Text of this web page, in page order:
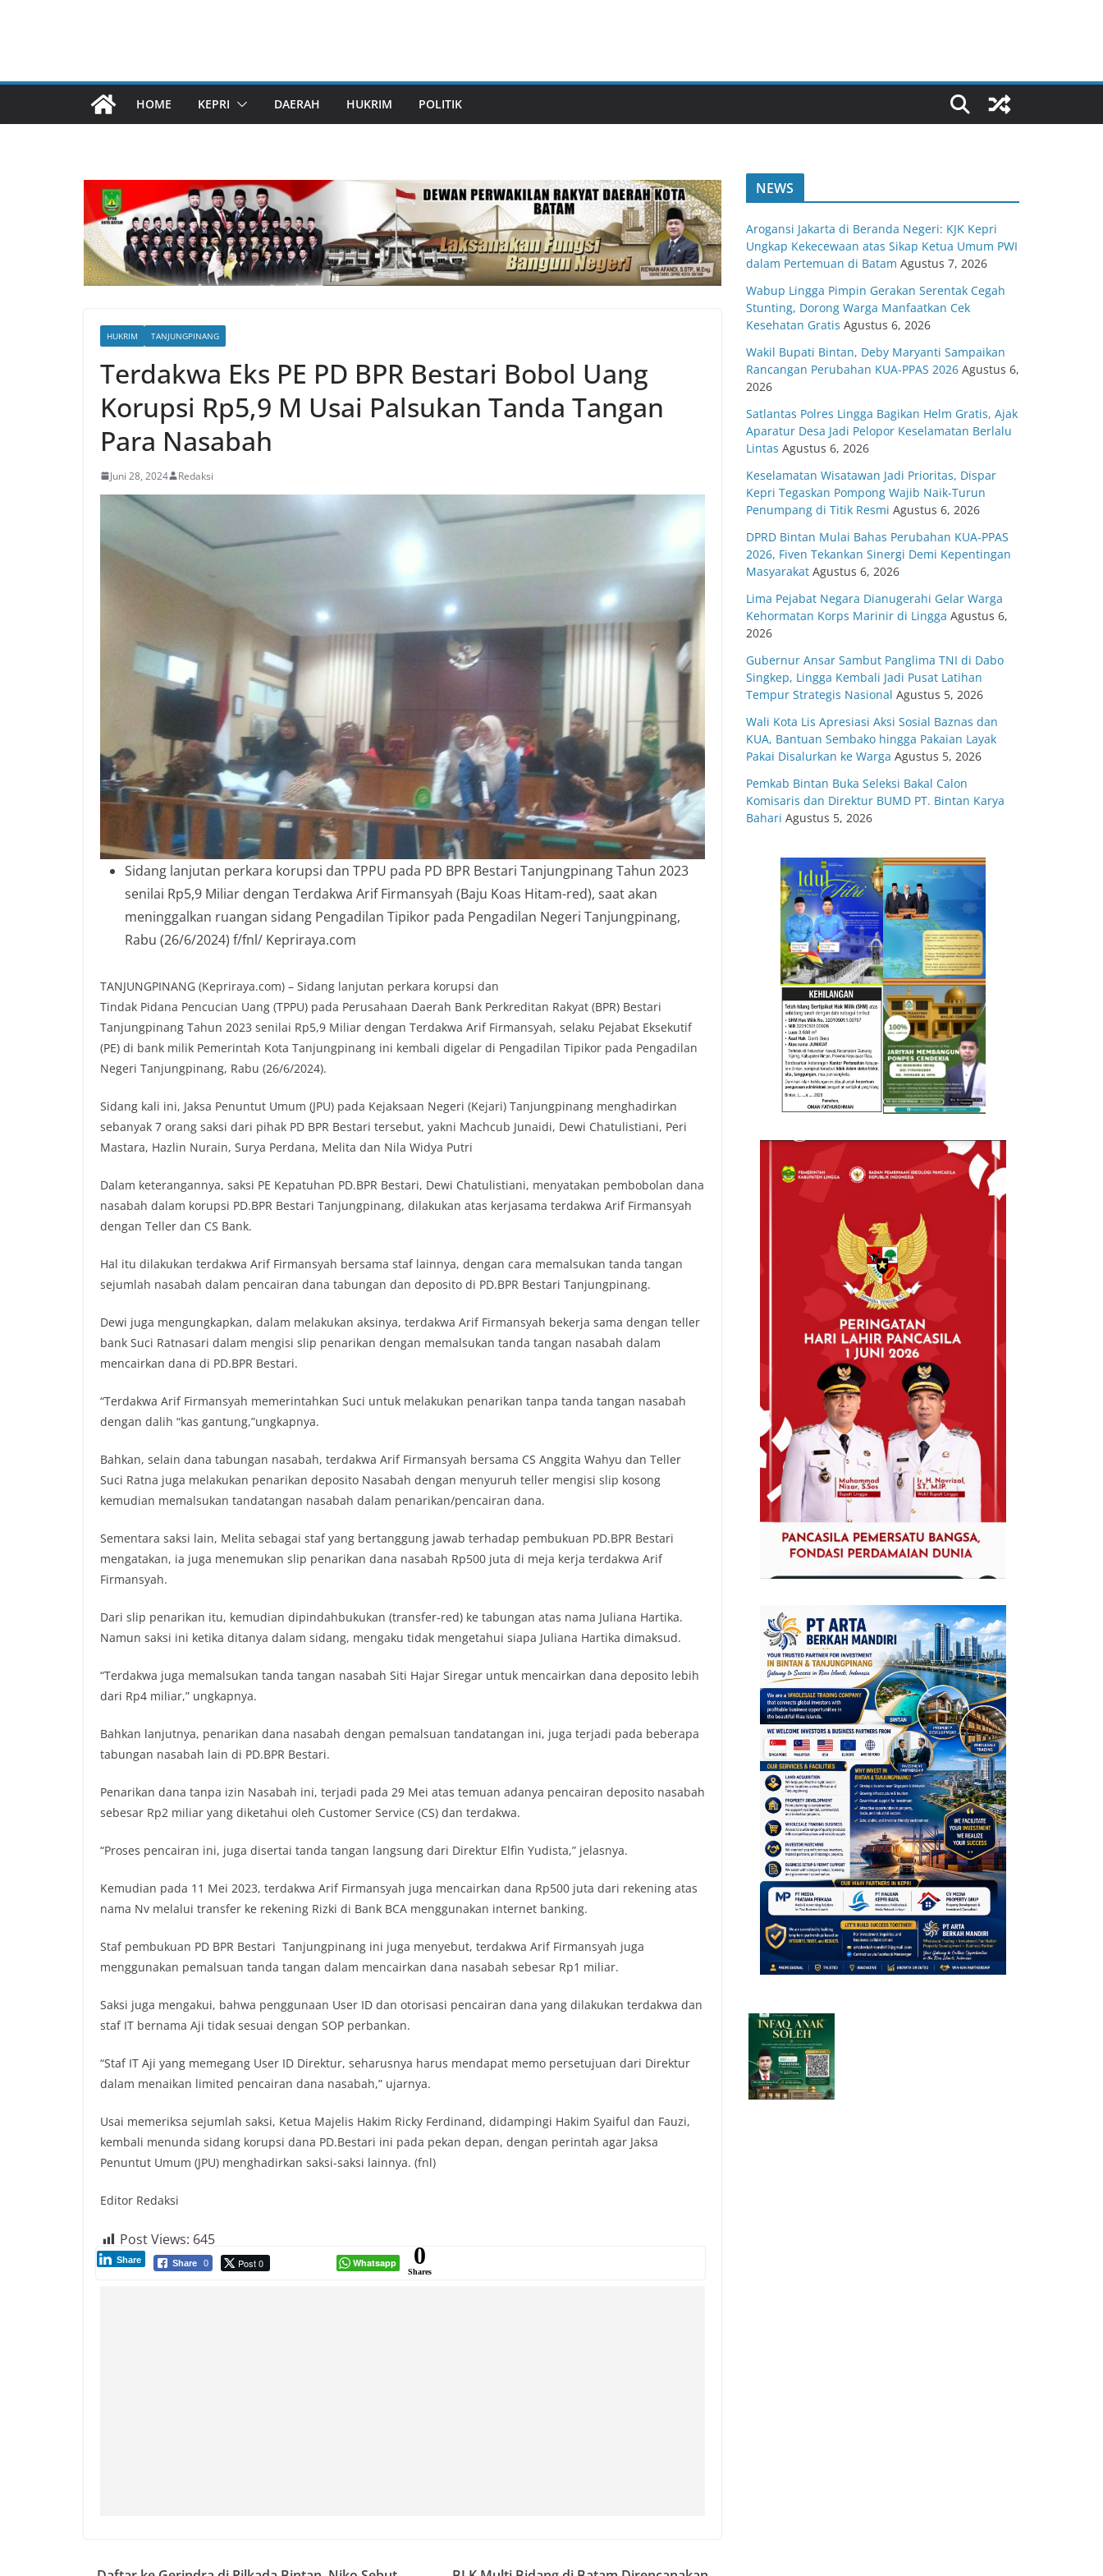
HOME KEPRI DAERAH HUKRIM POLITIK
HUKRIM TANJUNGPINANG
Terdakwa Eks PE PD BPR Bestari Bobol Uang
Korupsi Rp5,9 M Usai Palsukan Tanda Tangan
Para Nasabah
Juni 28, 2024 Redaksi
Sidang lanjutan perkara korupsi dan TPPU pada PD BPR Bestari Tanjungpinang Tahun 2023
senilai Rp5,9 Miliar dengan Terdakwa Arif Firmansyah (Baju Koas Hitam-red), saat akan
meninggalkan ruangan sidang Pengadilan Tipikor pada Pengadilan Negeri Tanjungpinang,
Rabu (26/6/2024) f/fnl/ Kepriraya.com
TANJUNGPINANG (Kepriraya.com) – Sidang lanjutan perkara korupsi dan
Tindak Pidana Pencucian Uang (TPPU) pada Perusahaan Daerah Bank Perkreditan Rakyat (BPR) Bestari
Tanjungpinang Tahun 2023 senilai Rp5,9 Miliar dengan Terdakwa Arif Firmansyah, selaku Pejabat Eksekutif
(PE) di bank milik Pemerintah Kota Tanjungpinang ini kembali digelar di Pengadilan Tipikor pada Pengadilan
Negeri Tanjungpinang, Rabu (26/6/2024).
Sidang kali ini, Jaksa Penuntut Umum (JPU) pada Kejaksaan Negeri (Kejari) Tanjungpinang menghadirkan
sebanyak 7 orang saksi dari pihak PD BPR Bestari tersebut, yakni Machcub Junaidi, Dewi Chatulistiani, Peri
Mastara, Hazlin Nurain, Surya Perdana, Melita dan Nila Widya Putri
Dalam keterangannya, saksi PE Kepatuhan PD.BPR Bestari, Dewi Chatulistiani, menyatakan pembobolan dana
nasabah dalam korupsi PD.BPR Bestari Tanjungpinang, dilakukan atas kerjasama terdakwa Arif Firmansyah
dengan Teller dan CS Bank.
Hal itu dilakukan terdakwa Arif Firmansyah bersama staf lainnya, dengan cara memalsukan tanda tangan
sejumlah nasabah dalam pencairan dana tabungan dan deposito di PD.BPR Bestari Tanjungpinang.
Dewi juga mengungkapkan, dalam melakukan aksinya, terdakwa Arif Firmansyah bekerja sama dengan teller
bank Suci Ratnasari dalam mengisi slip penarikan dengan memalsukan tanda tangan nasabah dalam
mencairkan dana di PD.BPR Bestari.
“Terdakwa Arif Firmansyah memerintahkan Suci untuk melakukan penarikan tanpa tanda tangan nasabah
dengan dalih “kas gantung,”ungkapnya.
Bahkan, selain dana tabungan nasabah, terdakwa Arif Firmansyah bersama CS Anggita Wahyu dan Teller
Suci Ratna juga melakukan penarikan deposito Nasabah dengan menyuruh teller mengisi slip kosong
kemudian memalsukan tandatangan nasabah dalam penarikan/pencairan dana.
Sementara saksi lain, Melita sebagai staf yang bertanggung jawab terhadap pembukuan PD.BPR Bestari
mengatakan, ia juga menemukan slip penarikan dana nasabah Rp500 juta di meja kerja terdakwa Arif
Firmansyah.
Dari slip penarikan itu, kemudian dipindahbukukan (transfer-red) ke tabungan atas nama Juliana Hartika.
Namun saksi ini ketika ditanya dalam sidang, mengaku tidak mengetahui siapa Juliana Hartika dimaksud.
“Terdakwa juga memalsukan tanda tangan nasabah Siti Hajar Siregar untuk mencairkan dana deposito lebih
dari Rp4 miliar,” ungkapnya.
Bahkan lanjutnya, penarikan dana nasabah dengan pemalsuan tandatangan ini, juga terjadi pada beberapa
tabungan nasabah lain di PD.BPR Bestari.
Penarikan dana tanpa izin Nasabah ini, terjadi pada 29 Mei atas temuan adanya pencairan deposito nasabah
sebesar Rp2 miliar yang diketahui oleh Customer Service (CS) dan terdakwa.
“Proses pencairan ini, juga disertai tanda tangan langsung dari Direktur Elfin Yudista,” jelasnya.
Kemudian pada 11 Mei 2023, terdakwa Arif Firmansyah juga mencairkan dana Rp500 juta dari rekening atas
nama Nv melalui transfer ke rekening Rizki di Bank BCA menggunakan internet banking.
Staf pembukuan PD BPR Bestari Tanjungpinang ini juga menyebut, terdakwa Arif Firmansyah juga
menggunakan pemalsuan tanda tangan dalam mencairkan dana nasabah sebesar Rp1 miliar.
Saksi juga mengakui, bahwa penggunaan User ID dan otorisasi pencairan dana yang dilakukan terdakwa dan
staf IT bernama Aji tidak sesuai dengan SOP perbankan.
“Staf IT Aji yang memegang User ID Direktur, seharusnya harus mendapat memo persetujuan dari Direktur
dalam menaikan limited pencairan dana nasabah,” ujarnya.
Usai memeriksa sejumlah saksi, Ketua Majelis Hakim Ricky Ferdinand, didampingi Hakim Syaiful dan Fauzi,
kembali menunda sidang korupsi dana PD.Bestari ini pada pekan depan, dengan perintah agar Jaksa
Penuntut Umum (JPU) menghadirkan saksi-saksi lainnya. (fnl)
Editor Redaksi
Post Views: 645
Share 0 Post 0
Share Whatsapp 0
Shares
NEWS
Arogansi Jakarta di Beranda Negeri: KJK Kepri
Ungkap Kekecewaan atas Sikap Ketua Umum PWI
dalam Pertemuan di Batam Agustus 7, 2026
Wabup Lingga Pimpin Gerakan Serentak Cegah
Stunting, Dorong Warga Manfaatkan Cek
Kesehatan Gratis Agustus 6, 2026
Wakil Bupati Bintan, Deby Maryanti Sampaikan
Rancangan Perubahan KUA-PPAS 2026 Agustus 6,
2026
Satlantas Polres Lingga Bagikan Helm Gratis, Ajak
Aparatur Desa Jadi Pelopor Keselamatan Berlalu
Lintas Agustus 6, 2026
Keselamatan Wisatawan Jadi Prioritas, Dispar
Kepri Tegaskan Pompong Wajib Naik-Turun
Penumpang di Titik Resmi Agustus 6, 2026
DPRD Bintan Mulai Bahas Perubahan KUA-PPAS
2026, Fiven Tekankan Sinergi Demi Kepentingan
Masyarakat Agustus 6, 2026
Lima Pejabat Negara Dianugerahi Gelar Warga
Kehormatan Korps Marinir di Lingga Agustus 6,
2026
Gubernur Ansar Sambut Panglima TNI di Dabo
Singkep, Lingga Kembali Jadi Pusat Latihan
Tempur Strategis Nasional Agustus 5, 2026
Wali Kota Lis Apresiasi Aksi Sosial Baznas dan
KUA, Bantuan Sembako hingga Pakaian Layak
Pakai Disalurkan ke Warga Agustus 5, 2026
Pemkab Bintan Buka Seleksi Bakal Calon
Komisaris dan Direktur BUMD PT. Bintan Karya
Bahari Agustus 5, 2026